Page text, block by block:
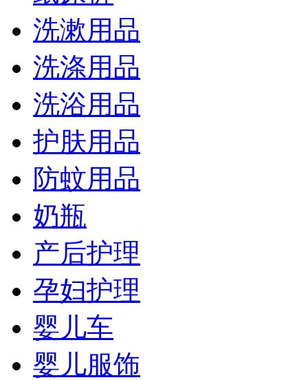
洗漱用品
洗涤用品
洗浴用品
护肤用品
防蚊用品
奶瓶
产后护理
孕妇护理
婴儿车
婴儿服饰